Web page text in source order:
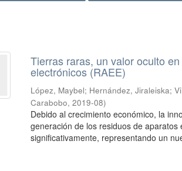
Tierras raras, un valor oculto
electrónicos (RAEE)
López, Maybel; Hernández, Jiraleiska;
Carabobo,2019-08)
Debido al crecimiento económico, la
generación de los residuos de
significativamente, representando un